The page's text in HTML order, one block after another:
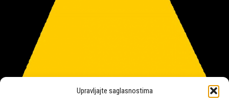
Upravljajte saglasnostima